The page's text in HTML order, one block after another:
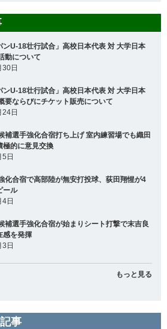
ンU-18壮行試合」高校日本代表 対 大学日本
動について
日
ンU-18壮行試合」高校日本代表 対 大学日本
要ならびにチケット販売について
日
補選手強化合宿打ち上げ 室内練習場でも織田
極的に意見交換
日
化合宿で高部陸が無安打投球、荻田翔惺が4
ール
日
補選手強化合宿が始まりシート打撃で末吉良
感を発揮
日
もっと見る
事